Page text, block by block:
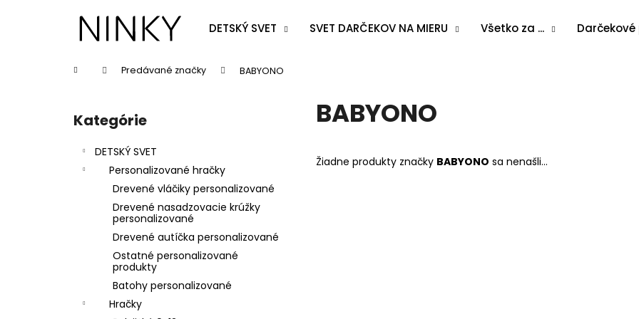
DETSKÝ SVET SVET DARČEKOV NA MIERU Všetko za ... Darčekové
Domov Predávané značky BABYONO
Preskočiť
kategórie
Kategórie
DETSKÝ SVET
Personalizované hračky
Drevené vláčiky personalizované
Drevené nasadzovacie krúžky
personalizované
Drevené autíčka personalizované
Ostatné personalizované
produkty
Batohy personalizované
Hračky
BABYONO
Žiadne produkty značky BABYONO sa nenašli...